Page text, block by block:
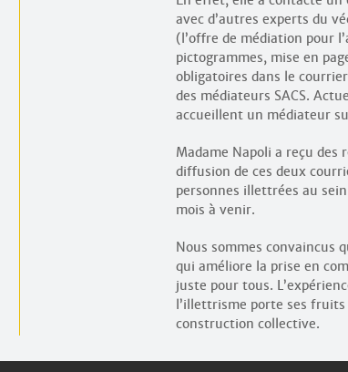
avec d’autres experts du
(l’offre de médiation pour
pictogrammes, mise en
obligatoires dans le
des médiateurs SACS.
accueillent un médiateur
Madame Napoli a reçu
diffusion de ces deux
personnes illettrées au
mois à venir.
Nous sommes convaincus
qui améliore la prise en
juste pour tous.
l’illettrisme porte ses fruits
construction collective.